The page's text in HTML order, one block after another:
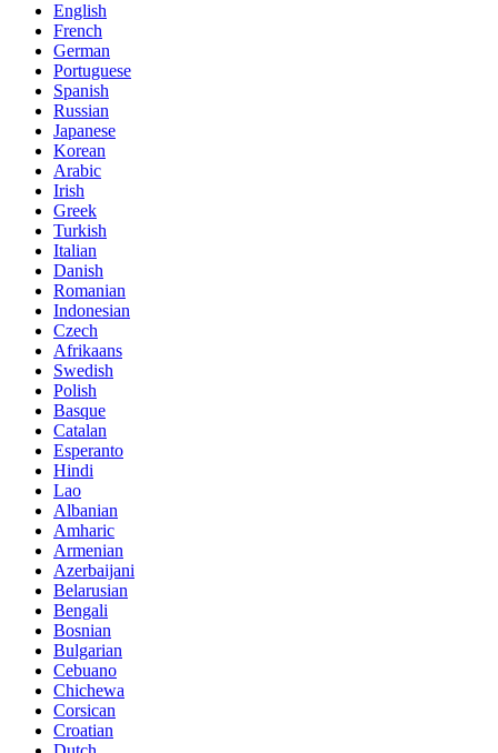
English
French
German
Portuguese
Spanish
Russian
Japanese
Korean
Arabic
Irish
Greek
Turkish
Italian
Danish
Romanian
Indonesian
Czech
Afrikaans
Swedish
Polish
Basque
Catalan
Esperanto
Hindi
Lao
Albanian
Amharic
Armenian
Azerbaijani
Belarusian
Bengali
Bosnian
Bulgarian
Cebuano
Chichewa
Corsican
Croatian